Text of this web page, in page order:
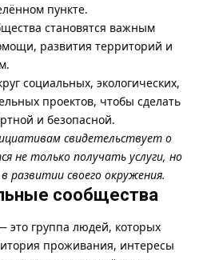
пункте.
становятся важным
развития территорий и
социальных, экологических,
проектов, чтобы сделать
и безопасной.
свидетельствует о
не только получать услуги, но
развитии своего окружения.
сообщества
это группа людей, которых
проживания, интересы